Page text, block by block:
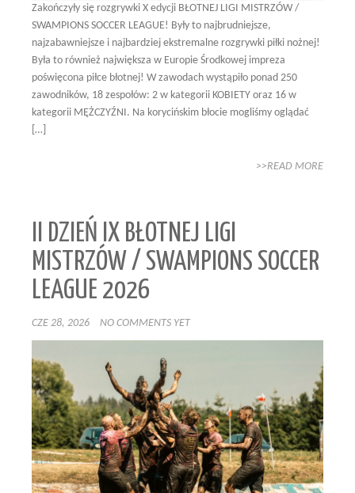
Zakończyły się rozgrywki X edycji BŁOTNEJ LIGI MISTRZÓW /
SWAMPIONS SOCCER LEAGUE! Były to najbrudniejsze,
najzabawniejsze i najbardziej ekstremalne rozgrywki piłki nożnej!
Była to również największa w Europie Środkowej impreza
poświęcona piłce błotnej! W zawodach wystąpiło ponad 250
zawodników, 18 zespołów: 2 w kategorii KOBIETY oraz 16 w
kategorii MĘŻCZYŹNI. Na korycińskim błocie mogliśmy oglądać
[…]
>>READ MORE
II DZIEŃ IX BŁOTNEJ LIGI
MISTRZÓW / SWAMPIONS SOCCER
LEAGUE 2026
CZE 28, 2026 NO COMMENTS YET